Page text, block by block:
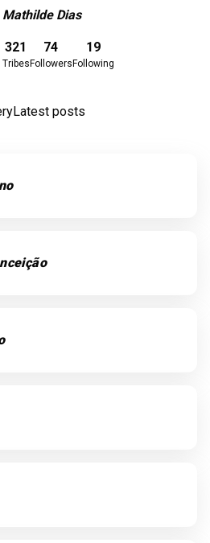
Mathilde Dias
321
Tribes
74
Followers
19
Following
Latest posts